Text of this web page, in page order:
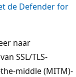
de Defender for
naar
SSL/TLS-
middle (MITM)-